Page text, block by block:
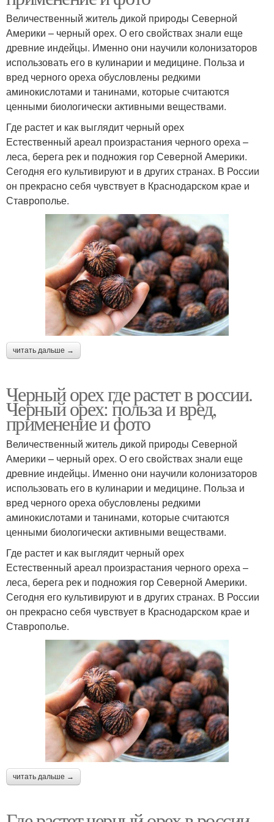
Величественный житель дикой природы Северной
Америки – черный орех. О его свойствах знали еще
древние индейцы. Именно они научили колонизаторов
использовать его в кулинарии и медицине. Польза и
вред черного ореха обусловлены редкими
аминокислотами и танинами, которые считаются
ценными биологически активными веществами.
Где растет и как выглядит черный орех
Естественный ареал произрастания черного ореха –
леса, берега рек и подножия гор Северной Америки.
Сегодня его культивируют и в других странах. В России
он прекрасно себя чувствует в Краснодарском крае и
Ставрополье.
читать дальше →
Черный орех где растет в россии.
Черный орех: польза и вред,
применение и фото
Величественный житель дикой природы Северной
Америки – черный орех. О его свойствах знали еще
древние индейцы. Именно они научили колонизаторов
использовать его в кулинарии и медицине. Польза и
вред черного ореха обусловлены редкими
аминокислотами и танинами, которые считаются
ценными биологически активными веществами.
Где растет и как выглядит черный орех
Естественный ареал произрастания черного ореха –
леса, берега рек и подножия гор Северной Америки.
Сегодня его культивируют и в других странах. В России
он прекрасно себя чувствует в Краснодарском крае и
Ставрополье.
читать дальше →